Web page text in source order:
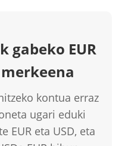
gabeko EUR
kontua erraz
ugari eduki
EUR eta USD, eta